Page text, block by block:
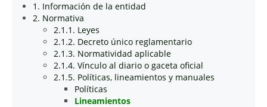
1. Información de la entidad
2. Normativa
2.1.1. Leyes
2.1.2. Decreto único reglamentario
2.1.3. Normatividad aplicable
2.1.4. Vínculo al diario o gaceta oficial
2.1.5. Políticas, lineamientos y manuales
Políticas
Lineamientos